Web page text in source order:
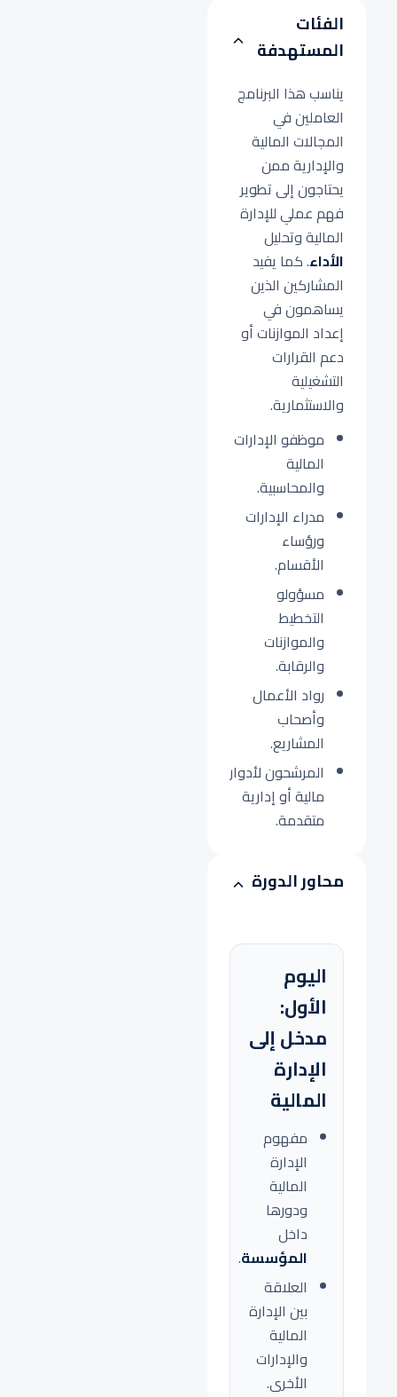
الفئات
المستهدفة
يناسب هذا البرنامج
العاملين في
المجالات المالية
والإدارية ممن
يحتاجون إلى تطوير
فهم عملي للإدارة
المالية وتحليل
الأداء. كما يفيد
المشاركين الذين
يساهمون في
إعداد الموازنات أو
دعم القرارات
التشغيلية
والاستثمارية.
موظفو الإدارات
المالية
والمحاسبية.
مدراء الإدارات
ورؤساء
الأقسام.
مسؤولو
التخطيط
والموازنات
والرقابة.
رواد الأعمال
وأصحاب
المشاريع.
المرشحون لأدوار
مالية أو إدارية
متقدمة.
محاور الدورة
اليوم
الأول:
مدخل إلى
الإدارة
المالية
مفهوم
الإدارة
المالية
ودورها
داخل
المؤسسة.
العلاقة
بين الإدارة
المالية
والإدارات
الأخرى.